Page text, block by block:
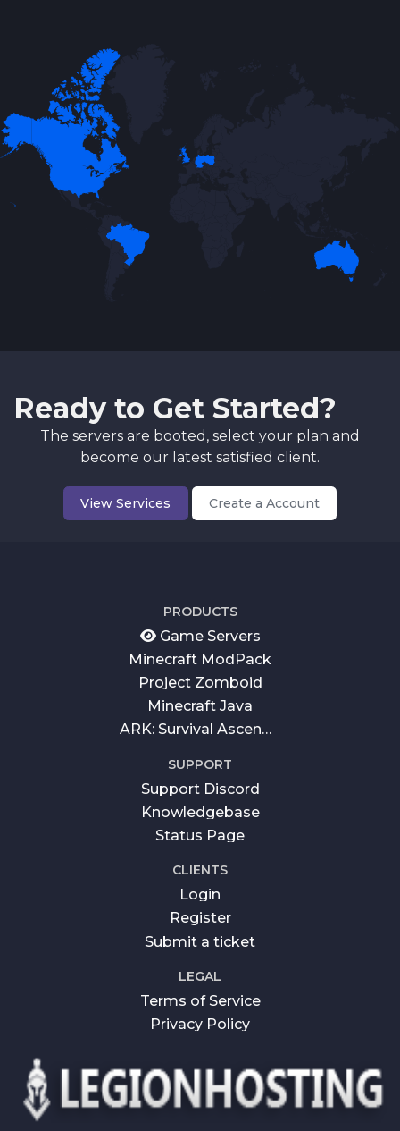
Ready to Get Started?
The servers are booted, select your plan and
become our latest satisfied client.
View Services Create a Account
PRODUCTS
Game Servers
Minecraft ModPack
Project Zomboid
Minecraft Java
ARK: Survival Ascended
SUPPORT
Support Discord
Knowledgebase
Status Page
CLIENTS
Login
Register
Submit a ticket
LEGAL
Terms of Service
Privacy Policy